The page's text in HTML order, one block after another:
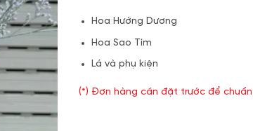
Hoa Hướng Dương
Hoa Sao Tím
Lá và phụ kiện
(*) Đơn hàng cần đặt trước để
có thể thay đổi theo Mùa vụ. Vườn